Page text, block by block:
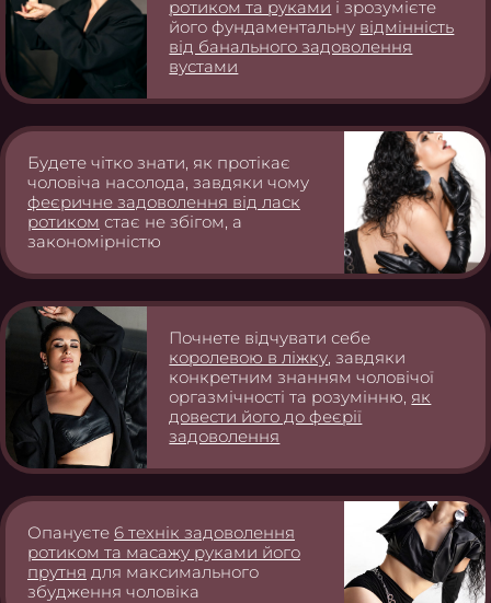
ротиком та руками і зрозумієте
його фундаментальну відмінність
від банального задоволення
вустами
Будете чітко знати, як протікає
чоловіча насолода, завдяки чому
феєричне задоволення від ласк
ротиком стає не збігом, а
закономірністю
Почнете відчувати себе
королевою в ліжку , завдяки
конкретним знанням чоловічої
оргазмічності та розумінню, як
довести його до феєрії
задоволення
Опануєте 6 технік задоволення
ротиком та масажу руками його
прутня для максимального
збудження чоловіка